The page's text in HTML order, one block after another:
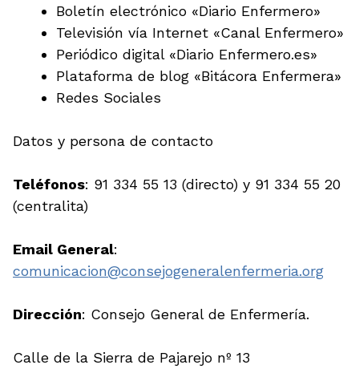
Boletín electrónico «Diario Enfermero»
Televisión vía Internet «Canal Enfermero»
Periódico digital «Diario Enfermero.es»
Plataforma de blog «Bitácora Enfermera»
Redes Sociales
Datos y persona de contacto
Teléfonos: 91 334 55 13 (directo) y 91 334 55 20
(centralita)
Email General:
comunicacion@consejogeneralenfermeria.org
Dirección: Consejo General de Enfermería.
Calle de la Sierra de Pajarejo nº 13